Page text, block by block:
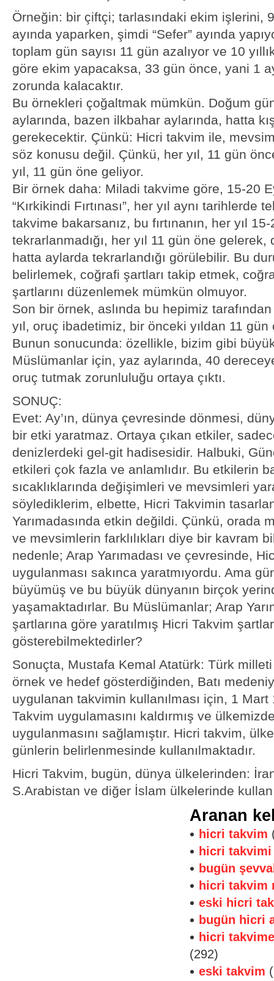
Örneğin: bir çiftçi; tarlasındaki ekim işlerini,
ayında yaparken, şimdi “Sefer” ayında
toplam gün sayısı 11 gün azalıyor ve 10
göre ekim yapacaksa, 33 gün önce, yani 1
zorunda kalacaktır.
Bu örnekleri çoğaltmak mümkün. Doğum
aylarında, bazen ilkbahar aylarında, hatta
gerekecektir. Çünkü: Hicri takvim ile,
söz konusu değil. Çünkü, her yıl, 11 gün
yıl, 11 gün öne geliyor.
Bir örnek daha: Miladi takvime göre, 15-20
“Kırkikindi Fırtınası”, her yıl aynı tarihlerde
takvime bakarsanız, bu fırtınanın, her yıl
tekrarlanmadığı, her yıl 11 gün öne
hatta aylarda tekrarlandığı görülebilir. Bu
belirlemek, coğrafi şartları takip etmek,
şartlarını düzenlemek mümkün olmuyor.
Son bir örnek, aslında bu hepimiz
yıl, oruç ibadetimiz, bir önceki yıldan 11 gün
Bunun sonucunda: özellikle, bizim gibi
Müslümanlar için, yaz aylarında, 40
oruç tutmak zorunluluğu ortaya çıktı.
SONUÇ:
Evet: Ay’ın, dünya çevresinde dönmesi,
bir etki yaratmaz. Ortaya çıkan etkiler,
denizlerdeki gel-git hadisesidir. Halbuki,
etkileri çok fazla ve anlamlıdır. Bu etkilerin
sıcaklıklarında değişimleri ve mevsimleri
söylediklerim, elbette, Hicri Takvimin
Yarımadasında etkin değildi. Çünkü, orada
ve mevsimlerin farklılıkları diye bir kavram
nedenle; Arap Yarımadası ve çevresinde,
uygulanması sakınca yaratmıyordu. Ama
büyümüş ve bu büyük dünyanın birçok
yaşamaktadırlar. Bu Müslümanlar; Arap
şartlarına göre yaratılmış Hicri Takvim
gösterebilmektedirler?
Sonuçta, Mustafa Kemal Atatürk: Türk
örnek ve hedef gösterdiğinden, Batı
uygulanan takvimin kullanılması için, 1
Takvim uygulamasını kaldırmış ve
uygulanmasını sağlamıştır. Hicri takvim,
günlerin belirlenmesinde kullanılmaktadır.
Hicri Takvim, bugün, dünya ülkelerinden:
S.Arabistan ve diğer İslam ülkelerinde
Aranan
hicri takvim
hicri takvimi
bugün
hicri takvim
eski hicri
bugün hicri
hicri
(292)
eski takvim